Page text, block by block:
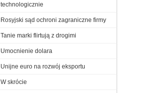
technologicznie
Rosyjski sąd ochroni zagraniczne firmy
Tanie marki flirtują z drogimi
Umocnienie dolara
Unijne euro na rozwój eksportu
W skrócie